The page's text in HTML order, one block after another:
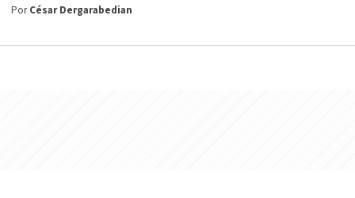
PorCésar Dergarabedian